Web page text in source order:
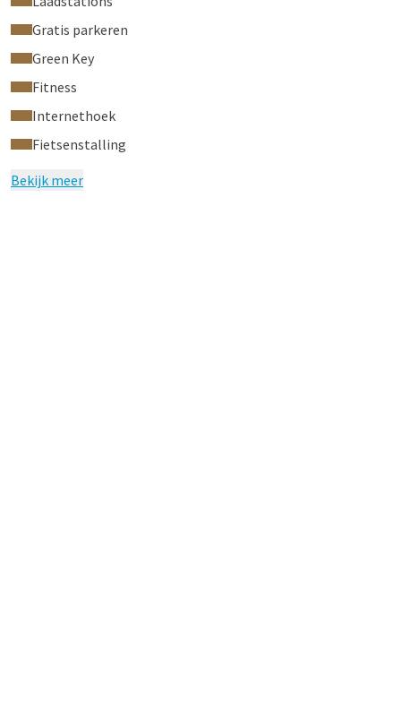
Gratis parkeren
Green Key
Fitness
Internethoek
Fietsenstalling
Bekijk meer